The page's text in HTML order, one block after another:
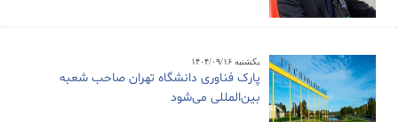
یکشنبه ۱۴۰۴/۰۹/۱۶
پارک فناوری دانشگاه تهران صاحب شعبه
بین‌المللی می‌شود